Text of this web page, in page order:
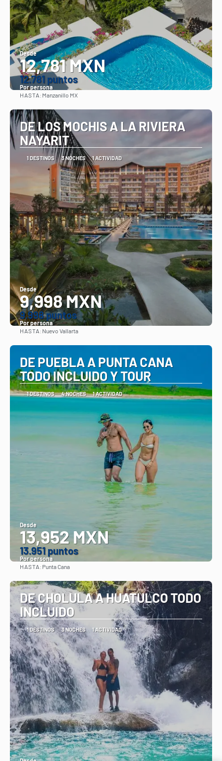
Desde
12,781 MXN
12.781 puntos
Por persona
HASTA: Manzanillo MX
DE LOS MOCHIS A LA RIVIERA
NAYARIT
1 DESTINOS 3 NOCHES 1 ACTIVIDAD
Desde
9,998 MXN
9.998 puntos
Por persona
HASTA: Nuevo Vallarta
DE PUEBLA A PUNTA CANA
TODO INCLUIDO Y TOUR
1 DESTINOS 4 NOCHES 1 ACTIVIDAD
Desde
13,952 MXN
13.951 puntos
Por persona
HASTA: Punta Cana
DE CHOLULA A HUATULCO TODO
INCLUIDO
1 DESTINOS 3 NOCHES 1 ACTIVIDAD